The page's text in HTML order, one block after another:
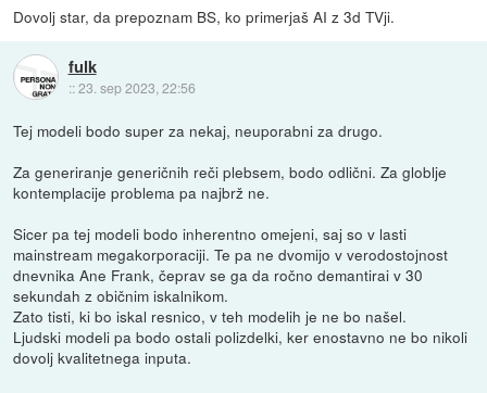
Dovolj star, da prepoznam BS, ko primerjaš AI z 3d TVji.
fulk
::23. sep 2023, 22:56
Tej modeli bodo super za nekaj, neuporabni za drugo.
Za generiranje generičnih reči plebsem, bodo odlični. Za globlje
kontemplacije problema pa najbrž ne.
Sicer pa tej modeli bodo inherentno omejeni, saj so v lasti
mainstream megakorporaciji. Te pa ne dvomijo v verodostojnost
dnevnika Ane Frank, čeprav se ga da ročno demantirai v 30
sekundah z običnim iskalnikom.
Zato tisti, ki bo iskal resnico, v teh modelih je ne bo našel.
Ljudski modeli pa bodo ostali polizdelki, ker enostavno ne bo nikoli
dovolj kvalitetnega inputa.